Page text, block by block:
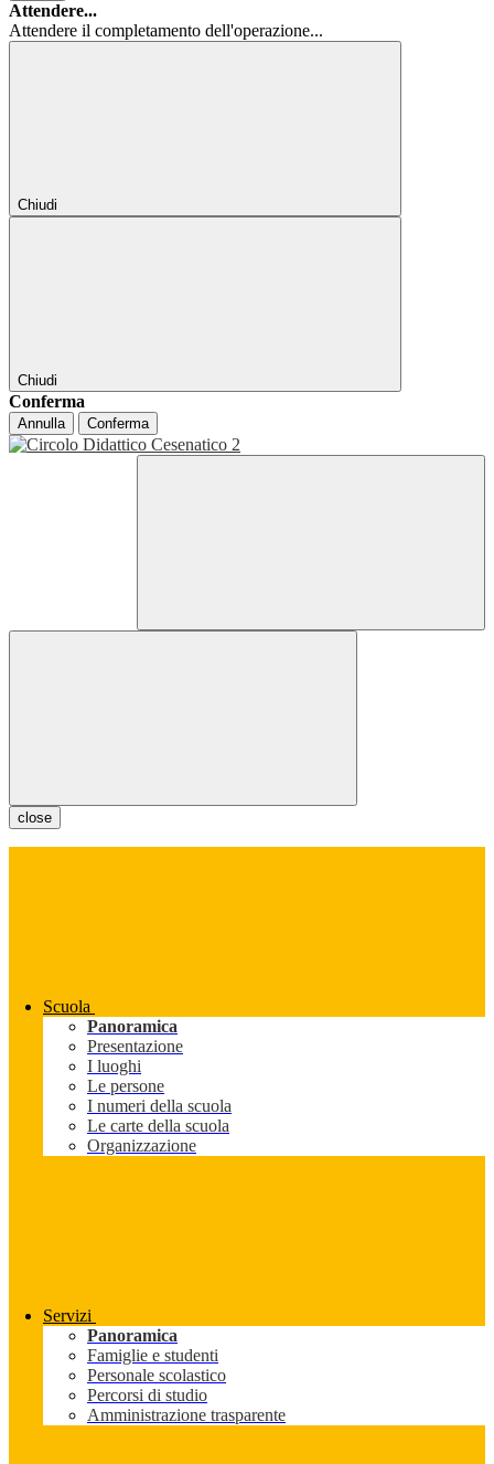
Attendere...
Attendere il completamento dell'operazione...
Chiudi
Chiudi
Conferma
Annulla Conferma
close
Scuola
Panoramica
Presentazione
I luoghi
Le persone
I numeri della scuola
Le carte della scuola
Organizzazione
Servizi
Panoramica
Famiglie e studenti
Personale scolastico
Percorsi di studio
Amministrazione trasparente